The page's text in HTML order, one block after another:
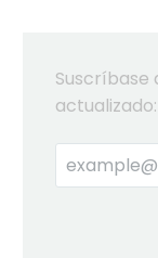
actualizado: